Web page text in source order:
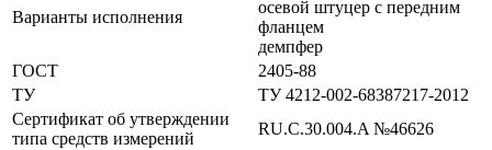
Варианты исполнения
осевой штуцер с передним
фланцем
демпфер
ГОСТ
2405-88
ТУ
ТУ 4212-002-68387217-2012
Сертификат об утверждении
типа средств измерений
RU.C.30.004.A №46626